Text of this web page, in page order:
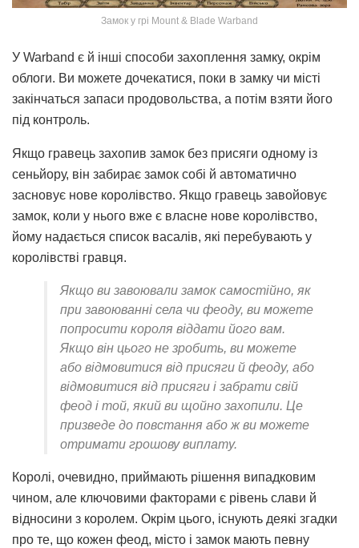
Замок у грі Mount & Blade Warband
У Warband є й інші способи захоплення замку, окрім
облоги. Ви можете дочекатися, поки в замку чи місті
закінчаться запаси продовольства, а потім взяти його
під контроль.
Якщо гравець захопив замок без присяги одному із
сеньйору, він забирає замок собі й автоматично
засновує нове королівство. Якщо гравець завойовує
замок, коли у нього вже є власне нове королівство,
йому надається список васалів, які перебувають у
королівстві гравця.
Якщо ви завоювали замок самостійно, як
при завоюванні села чи феоду, ви можете
попросити короля віддати його вам.
Якщо він цього не зробить, ви можете
або відмовитися від присяги й феоду, або
відмовитися від присяги і забрати свій
феод і той, який ви щойно захопили. Це
призведе до повстання або ж ви можете
отримати грошову виплату.
Королі, очевидно, приймають рішення випадковим
чином, але ключовими факторами є рівень слави й
відносини з королем. Окрім цього, існують деякі згадки
про те, що кожен феод, місто і замок мають певну